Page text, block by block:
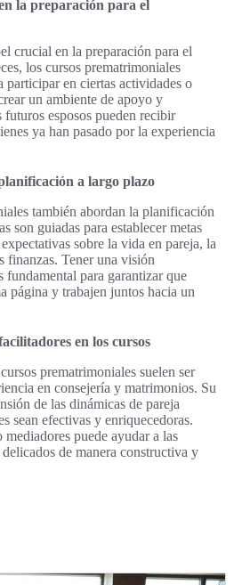
la preparación para el
crucial en la preparación para el
los cursos prematrimoniales
participar en ciertas actividades o
un ambiente de apoyo y
esposos pueden recibir
ya han pasado por la experiencia
a largo plazo
también abordan la planificación
son guiadas para establecer metas
sobre la vida en pareja, la
finanzas. Tener una visión
fundamental para garantizar que
página y trabajen juntos hacia un
en los cursos
prematrimoniales suelen ser
en consejería y matrimonios. Su
de las dinámicas de pareja
sean efectivas y enriquecedoras.
puede ayudar a las
de manera constructiva y